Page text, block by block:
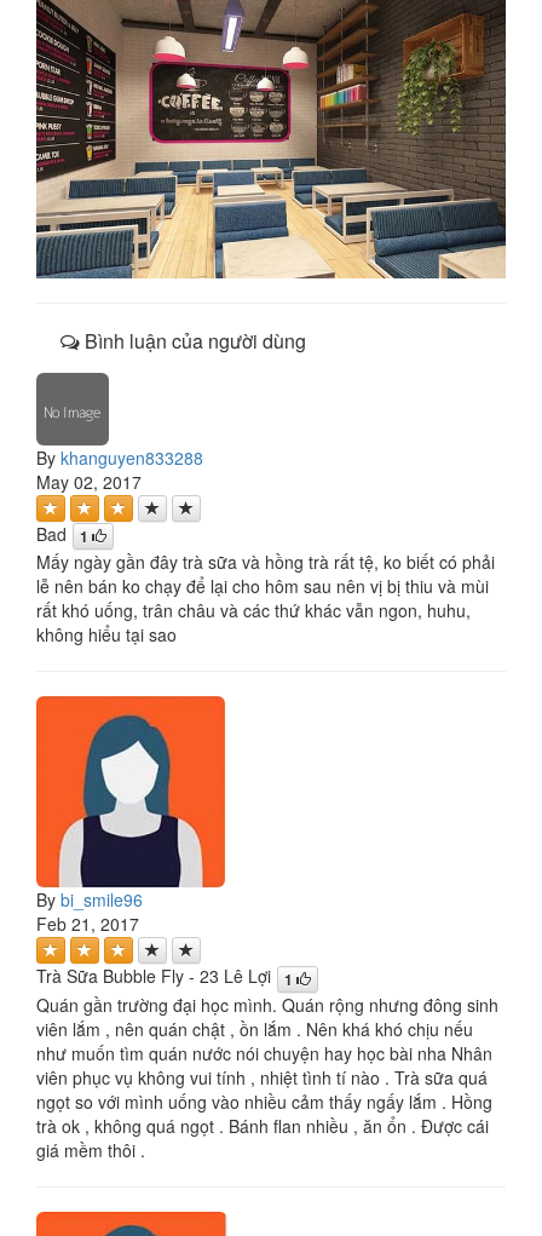
Bình luận của người dùng
By khanguyen833288
May 02, 2017
Bad 1
Mấy ngày gần đây trà sữa và hồng trà rất tệ, ko biết có phải
lễ nên bán ko chạy để lại cho hôm sau nên vị bị thiu và mùi
rất khó uống, trân châu và các thứ khác vẫn ngon, huhu,
không hiểu tại sao
By bi_smile96
Feb 21, 2017
Trà Sữa Bubble Fly - 23 Lê Lợi 1
Quán gần trường đại học mình. Quán rộng nhưng đông sinh
viên lắm , nên quán chật , ồn lắm . Nên khá khó chịu nếu
như muốn tìm quán nước nói chuyện hay học bài nha Nhân
viên phục vụ không vui tính , nhiệt tình tí nào . Trà sữa quá
ngọt so với mình uống vào nhiều cảm thấy ngấy lắm . Hồng
trà ok , không quá ngọt . Bánh flan nhiều , ăn ổn . Được cái
giá mềm thôi .